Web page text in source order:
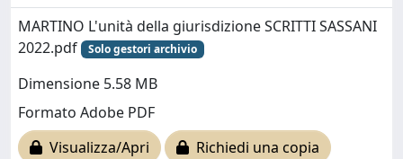
MARTINO L'unità della giurisdizione SCRITTI SASSANI
2022.pdf
Solo gestori archivio
Dimensione 5.58 MB
Formato Adobe PDF
Visualizza/Apri
Richiedi una copia